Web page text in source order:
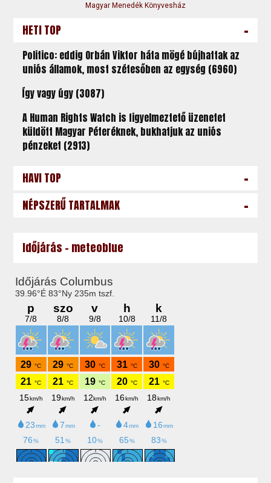
Magyar Menedék Könyvesház
HETI TOP -
Politico: eddig Orbán Viktor háta mögé bújhattak az
uniós államok, most szétesőben az egység (6960)
Így vagy úgy (3087)
A Human Rights Watch is figyelmeztető üzenetet
küldött Magyar Péteréknek, bukhatjuk az uniós
pénzeket (2913)
HAVI TOP -
NÉPSZERŰ TARTALMAK -
Időjárás - meteoblue